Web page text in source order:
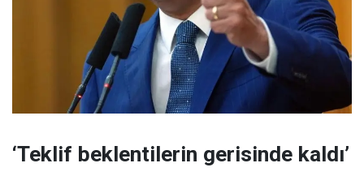
‘Teklif beklentilerin gerisinde kaldı’